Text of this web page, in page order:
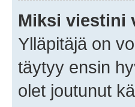
Miksi viestini
Ylläpitäjä on
täytyy ensin
olet joutunut